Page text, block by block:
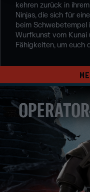
kehren zurück in
Ninjas, die sich für
beim
Wurfkunst vom
Fähigkeiten, um euch